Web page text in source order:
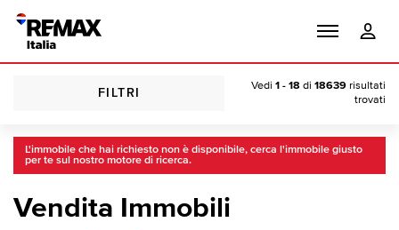
FILTRI
Vedi 1 - 18 di 18639 risultati
trovati
L'immobile che hai richiesto non è disponibile, cerca l'immobile giusto
per te sul nostro motore di ricerca.
Vendita Immobili